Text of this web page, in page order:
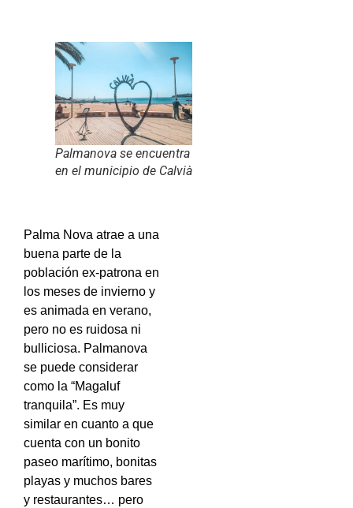
Palmanova se encuentra
en el municipio de Calvià
Palma Nova atrae a una
buena parte de la
población ex-patrona en
los meses de invierno y
es animada en verano,
pero no es ruidosa ni
bulliciosa. Palmanova
se puede considerar
como la “Magaluf
tranquila”. Es muy
similar en cuanto a que
cuenta con un bonito
paseo marítimo, bonitas
playas y muchos bares
y restaurantes… pero